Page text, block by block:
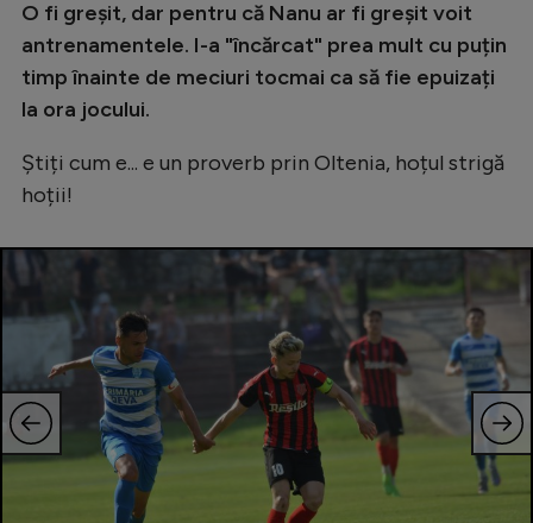
O fi greșit, dar pentru că Nanu ar fi greșit voit
antrenamentele. I-a "încărcat" prea mult cu puțin
timp înainte de meciuri tocmai ca să fie epuizați
la ora jocului.
Știți cum e... e un proverb prin Oltenia, hoțul strigă
hoții!